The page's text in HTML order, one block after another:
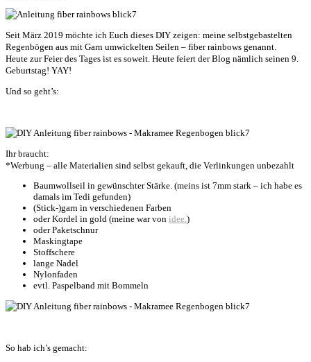
Seit März 2019 möchte ich Euch dieses DIY zeigen: meine selbstgebastelten
Regenbögen aus mit Garn umwickelten Seilen – fiber rainbows genannt.
Heute zur Feier des Tages ist es soweit. Heute feiert der Blog nämlich seinen 9.
Geburtstag! YAY!
Und so geht’s:
Ihr braucht:
*Werbung – alle Materialien sind selbst gekauft, die Verlinkungen unbezahlt
Baumwollseil in gewünschter Stärke. (meins ist 7mm stark – ich habe es
damals im Tedi gefunden)
(Stick-)garn in verschiedenen Farben
oder Kordel in gold (meine war von idee.)
oder Paketschnur
Maskingtape
Stoffschere
lange Nadel
Nylonfaden
evtl. Paspelband mit Bommeln
So hab ich’s gemacht: